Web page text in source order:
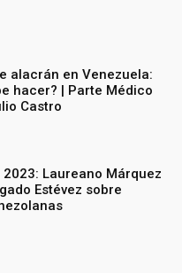
alacrán en Venezuela:
hacer? | Parte Médico
Castro
Laureano Márquez
Estévez sobre